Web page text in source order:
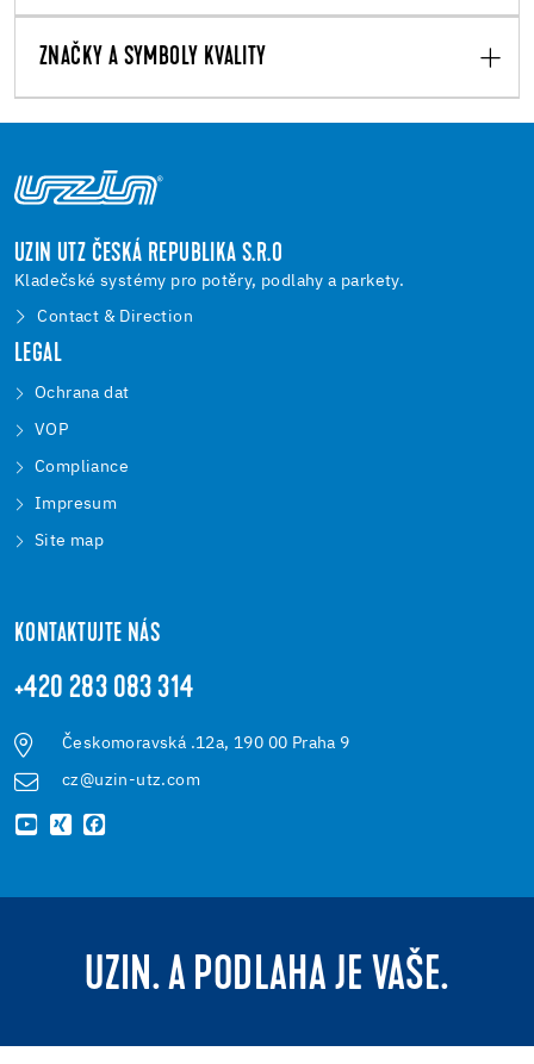
ZNAČKY A SYMBOLY KVALITY
UZIN UTZ ČESKÁ REPUBLIKA S.R.O
Kladečské systémy pro potěry, podlahy a parkety.
Contact & Direction
LEGAL
Ochrana dat
VOP
Compliance
Impresum
Site map
KONTAKTUJTE NÁS
+420 283 083 314
Českomoravská .12a, 190 00 Praha 9
cz@uzin-utz.com
UZIN. A PODLAHA JE VAŠE.